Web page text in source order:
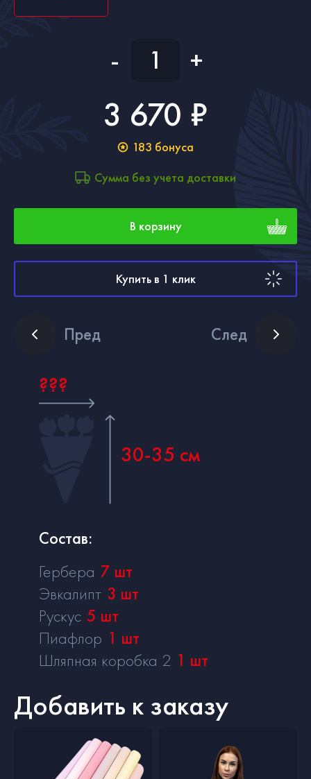
- +
3 670 ₽
183 бонуса
Сумма без учета доставки
В корзину
Купить в 1 клик
Пред След
???
30-35 см
Состав:
Гербера 7 шт
Эвкалипт 3 шт
Рускус 5 шт
Пиафлор 1 шт
Шляпная коробка 2 1 шт
Добавить к заказу